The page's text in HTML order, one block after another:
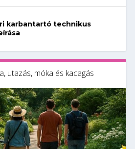
karbantartó technikus
utazás, móka és kacagás